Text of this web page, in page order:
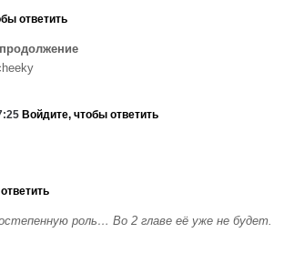
ответить
Войдите, чтобы ответить
роль… Во 2 главе её уже не будет.